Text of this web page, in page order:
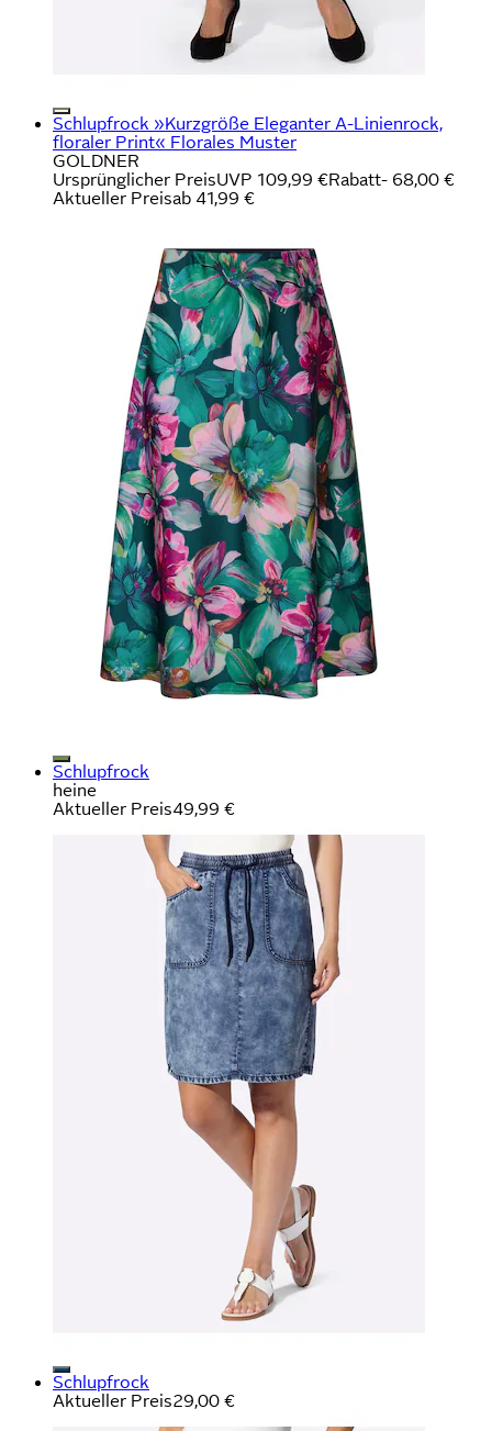
Schlupfrock »Kurzgröße Eleganter A-Linienrock,
floraler Print« Florales Muster
GOLDNER
Ursprünglicher PreisUVP 109,99 €Rabatt- 68,00 €
Aktueller Preisab 41,99 €
Schlupfrock
heine
Aktueller Preis49,99 €
Schlupfrock
Aktueller Preis29,00 €